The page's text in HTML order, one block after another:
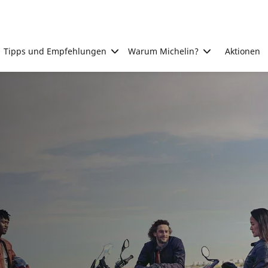
Tipps und Empfehlungen Warum Michelin? Aktionen